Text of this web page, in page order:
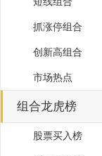
抓涨停组合
创新高组合
市场热点
组合龙虎榜
股票买入榜